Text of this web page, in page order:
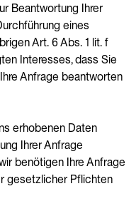
Beantwortung Ihrer
eines
Art. 6 Abs. 1 lit. f
Interesses, dass Sie
Anfrage beantworten
erhobenen Daten
Ihrer Anfrage
benötigen Ihre Anfrage
gesetzlicher Pflichten